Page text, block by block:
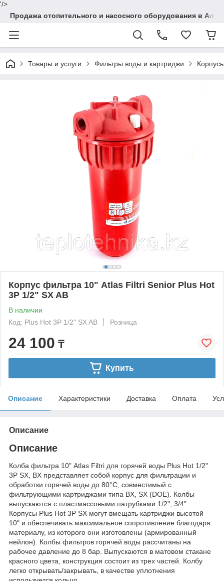
'/>
Продажа отопительного и насосного оборудования в
Товары и услуги Фильтры воды и картриджи
Корпус фильтра 10" Atlas Filtri Senior Plus Hot
3P 1/2" SX AB
В наличии
Код: Plus Hot 3P 1/2" SX AB
Розница
24 100 ₸
Купить
Описание Характеристики Доставка Оплата
Описание
Описание
Колба фильтра 10" Atlas Filtri для горячей воды Plus Hot 1/2"
3P SX, BX представляет собой корпус для фильтрации и
обработки горячей воды до 80°C, совместимый с
фильтрующими картриджами типа BX, SX (DOE). Колбы
выпускаются с пластмассовыми патрубками 1/2", 3/4".
Корпусы Plus Hot 3P SX могут вмещать картриджи высотой
10" и обеспечивать максимальное сопротивление благодаря
материалу, из которого они изготовлены (армированный
нейлон). Колбы фильтров горячей воды рассчитаны на
рабочее давление до 8 бар. Выпускаются в матовом стакане
красного цвета, конструкция состоит из трех частей. Колбу
легко открывать/закрывать, в качестве уплотнения